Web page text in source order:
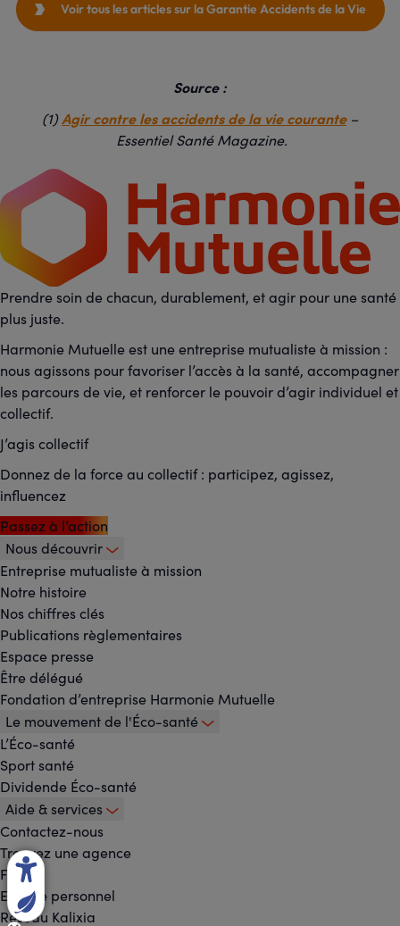
 Voir tous les articles sur la Garantie Accidents de la Vie
Source :
(1)Agir contre les accidents de la vie courante–
Essentiel Santé Magazine.
Prendre soin de chacun, durablement, et agir pour une santé
plus juste.
Harmonie Mutuelle est une entreprise mutualiste à mission :
nous agissons pour favoriser l’accès à la santé, accompagner
les parcours de vie, et renforcer le pouvoir d’agir individuel et
collectif.
J’agis collectif
Donnez de la force au collectif : participez, agissez,
influencez
Passez à l’action
Footer
-
Menu
principal
Nous découvrir
Entreprise mutualiste à mission
Notre histoire
Nos chiffres clés
Publications règlementaires
Espace presse
Être délégué
Fondation d’entreprise Harmonie Mutuelle
Le mouvement de l'Éco-santé
L’Éco-santé
Sport santé
Dividende Éco-santé
Aide & services
Contactez-nous
Trouvez une agence
FAQ
Espace personnel
Réseau Kalixia